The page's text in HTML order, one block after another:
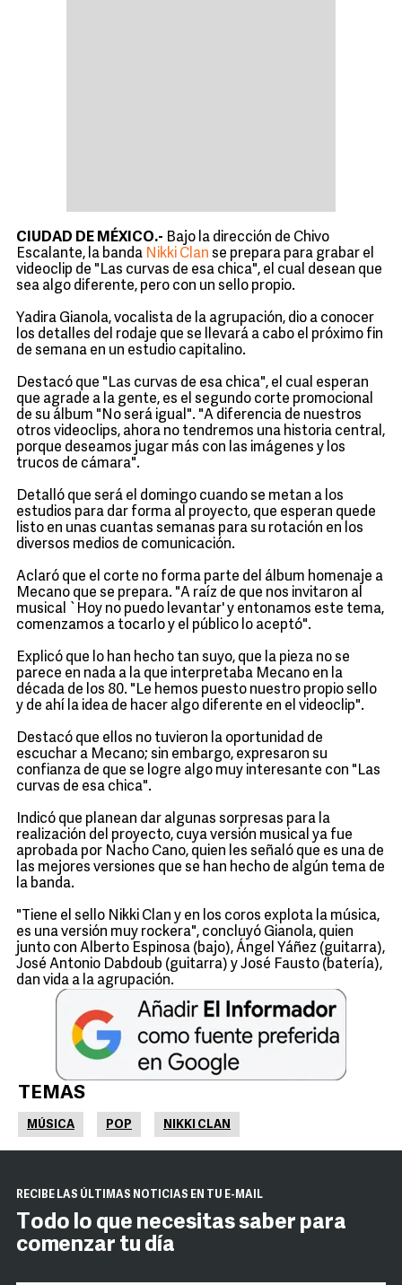
CIUDAD DE MÉXICO.- Bajo la dirección de Chivo
Escalante, la banda Nikki Clan se prepara para grabar el
videoclip de "Las curvas de esa chica", el cual desean que
sea algo diferente, pero con un sello propio.
Yadira Gianola, vocalista de la agrupación, dio a conocer
los detalles del rodaje que se llevará a cabo el próximo fin
de semana en un estudio capitalino.
Destacó que "Las curvas de esa chica", el cual esperan
que agrade a la gente, es el segundo corte promocional
de su álbum "No será igual". "A diferencia de nuestros
otros videoclips, ahora no tendremos una historia central,
porque deseamos jugar más con las imágenes y los
trucos de cámara".
Detalló que será el domingo cuando se metan a los
estudios para dar forma al proyecto, que esperan quede
listo en unas cuantas semanas para su rotación en los
diversos medios de comunicación.
Aclaró que el corte no forma parte del álbum homenaje a
Mecano que se prepara. "A raíz de que nos invitaron al
musical `Hoy no puedo levantar' y entonamos este tema,
comenzamos a tocarlo y el público lo aceptó".
Explicó que lo han hecho tan suyo, que la pieza no se
parece en nada a la que interpretaba Mecano en la
década de los 80. "Le hemos puesto nuestro propio sello
y de ahí la idea de hacer algo diferente en el videoclip".
Destacó que ellos no tuvieron la oportunidad de
escuchar a Mecano; sin embargo, expresaron su
confianza de que se logre algo muy interesante con "Las
curvas de esa chica".
Indicó que planean dar algunas sorpresas para la
realización del proyecto, cuya versión musical ya fue
aprobada por Nacho Cano, quien les señaló que es una de
las mejores versiones que se han hecho de algún tema de
la banda.
"Tiene el sello Nikki Clan y en los coros explota la música,
es una versión muy rockera", concluyó Gianola, quien
junto con Alberto Espinosa (bajo), Ángel Yáñez (guitarra),
José Antonio Dabdoub (guitarra) y José Fausto (batería),
dan vida a la agrupación.
TEMAS
MÚSICA POP NIKKI CLAN
RECIBE LAS ÚLTIMAS NOTICIAS EN TU E-MAIL
Todo lo que necesitas saber para
comenzar tu día